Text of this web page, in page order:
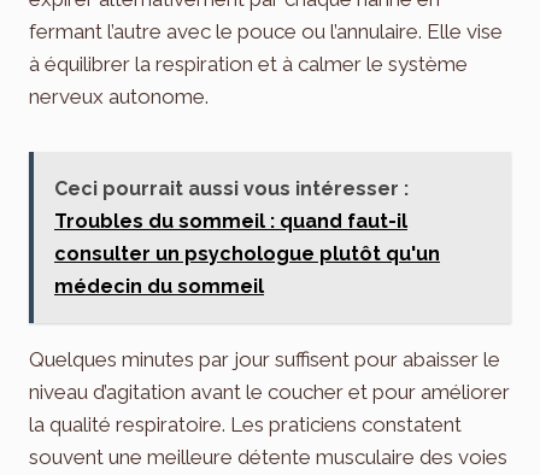
fermant l’autre avec le pouce ou l’annulaire. Elle vise
à équilibrer la respiration et à calmer le système
nerveux autonome.
Ceci pourrait aussi vous intéresser :
Troubles du sommeil : quand faut-il
consulter un psychologue plutôt qu'un
médecin du sommeil
Quelques minutes par jour suffisent pour abaisser le
niveau d’agitation avant le coucher et pour améliorer
la qualité respiratoire. Les praticiens constatent
souvent une meilleure détente musculaire des voies